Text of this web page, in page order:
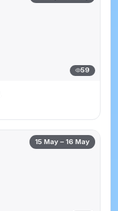
59
15 May – 16 May